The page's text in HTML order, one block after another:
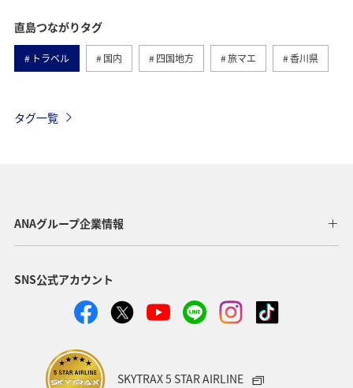
直島つながりタグ
トラベル 国内 四国地方 旅マエ 香川県
タグ一覧
ANAグループ企業情報
SNS公式アカウント
SKYTRAX 5 STAR AIRLINE